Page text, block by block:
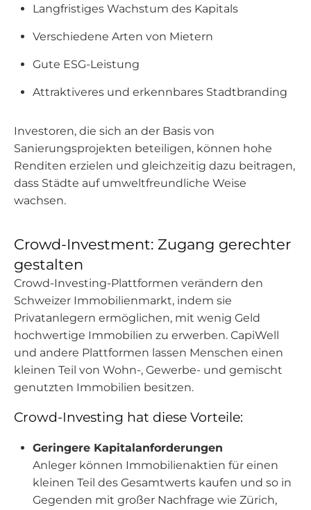
Langfristiges Wachstum des Kapitals
Verschiedene Arten von Mietern
Gute ESG-Leistung
Attraktiveres und erkennbares Stadtbranding
Investoren, die sich an der Basis von
Sanierungsprojekten beteiligen, können hohe
Renditen erzielen und gleichzeitig dazu beitragen,
dass Städte auf umweltfreundliche Weise
wachsen.
Crowd-Investment: Zugang gerechter
gestalten
Crowd-Investing-Plattformen verändern den
Schweizer Immobilienmarkt, indem sie
Privatanlegern ermöglichen, mit wenig Geld
hochwertige Immobilien zu erwerben. CapiWell
und andere Plattformen lassen Menschen einen
kleinen Teil von Wohn-, Gewerbe- und gemischt
genutzten Immobilien besitzen.
Crowd-Investing hat diese Vorteile:
Geringere Kapitalanforderungen
Anleger können Immobilienaktien für einen
kleinen Teil des Gesamtwerts kaufen und so in
Gegenden mit großer Nachfrage wie Zürich,